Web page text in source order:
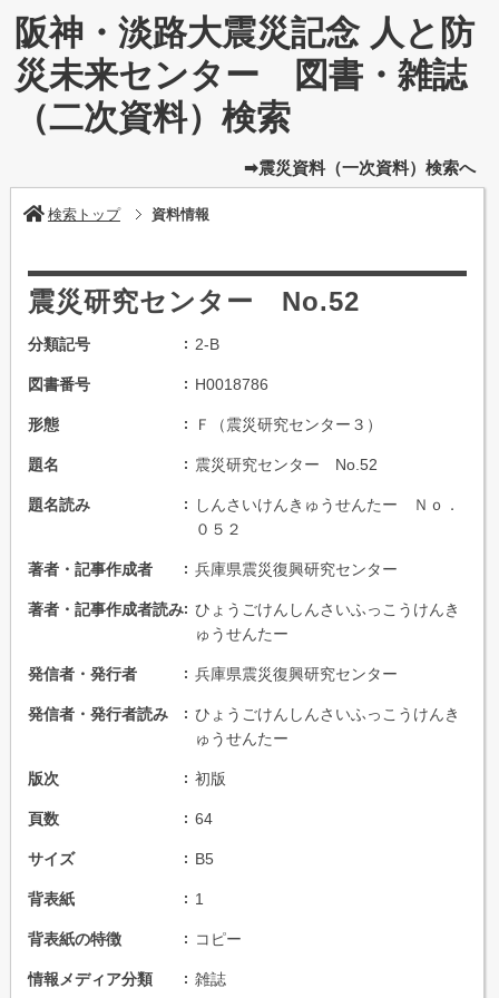
阪神・淡路大震災記念 人と防
災未来センター 図書・雑誌
（二次資料）検索
➡震災資料（一次資料）検索へ
検索トップ 資料情報
震災研究センター No.52
分類記号 2-B
図書番号 H0018786
形態 Ｆ（震災研究センター３）
題名 震災研究センター No.52
題名読み
しんさいけんきゅうせんたー Ｎｏ．
０５２
著者・記事作成者 兵庫県震災復興研究センター
著者・記事作成者読み
ひょうごけんしんさいふっこうけんき
ゅうせんたー
発信者・発行者 兵庫県震災復興研究センター
発信者・発行者読み
ひょうごけんしんさいふっこうけんき
ゅうせんたー
版次 初版
頁数 64
サイズ B5
背表紙 1
背表紙の特徴 コピー
情報メディア分類 雑誌